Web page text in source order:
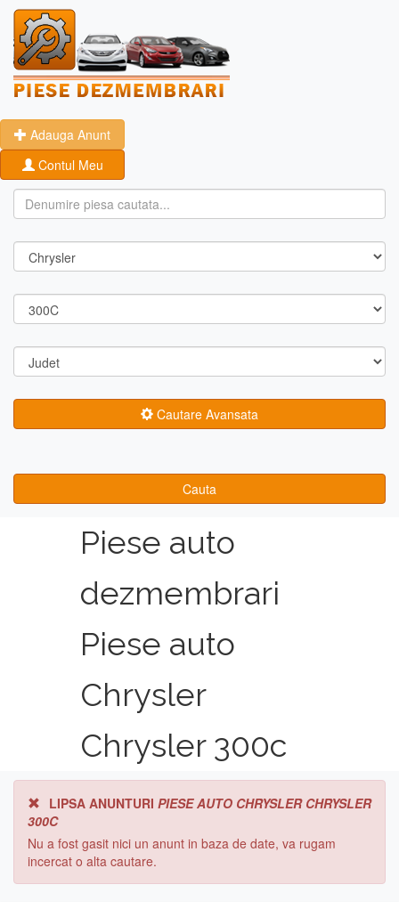
Adauga Anunt
Contul Meu
Cautare Avansata
Cauta
Piese auto
dezmembrari
Piese auto
Chrysler
Chrysler 300c
LIPSA ANUNTURI PIESE AUTO CHRYSLER CHRYSLER
300C
Nu a fost gasit nici un anunt in baza de date, va rugam
incercat o alta cautare.